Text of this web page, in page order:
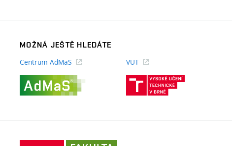
MOŽNÁ JEŠTĚ HLEDÁTE
Centrum AdMaS
VUT
(externí